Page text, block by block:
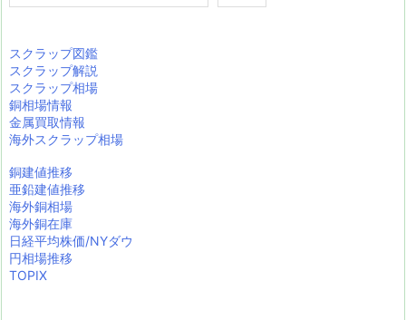
スクラップ図鑑
スクラップ解説
スクラップ相場
銅相場情報
金属買取情報
海外スクラップ相場
銅建値推移
亜鉛建値推移
海外銅相場
海外銅在庫
日経平均株価/NYダウ
円相場推移
TOPIX